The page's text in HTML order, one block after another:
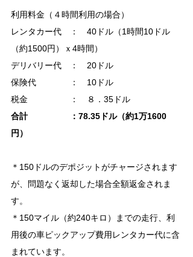
利用料金（４時間利用の場合）
レンタカー代　：　40ドル（1時間10ドル
（約1500円）ｘ4時間）
デリバリー代　：　20ドル
保険代　　　　：　10ドル
税金　　　　　：　８．35ドル
合計　　　　　：78.35ドル（約1万1600
円）
＊150ドルのデポジットがチャージされます
が、問題なく返却した場合全額返金されま
す。
＊150マイル（約240キロ）までの走行、利
用後の車ピックアップ費用レンタカー代に含
まれています。